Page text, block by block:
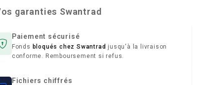
garanties Swantrad
Paiement sécurisé
Fonds bloqués chez Swantrad jusqu'à la livraison
conforme. Remboursement si refus.
Fichiers chiffrés